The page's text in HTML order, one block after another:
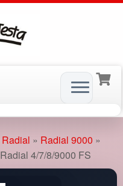
» Radial 9000 »
4/7/8/9000 FS